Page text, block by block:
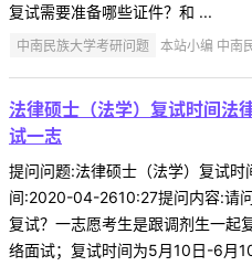
复试需要准备哪些证件？和 ...
中南民族大学考研问题 本站小编 中南
法律硕士（法学）复试时间法
试一志
提问问题:法律硕士（法学）复试
间:2020-04-2610:27提问内容:请
复试？一志愿考生是跟调剂生一起
络面试；复试时间为5月10日-6月